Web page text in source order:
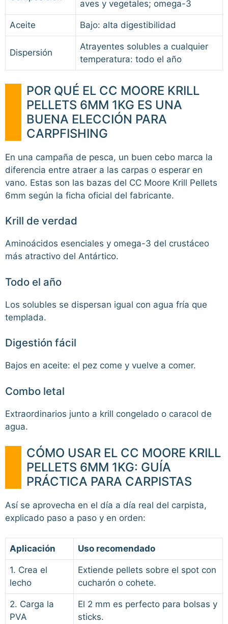
aves y vegetales; omega-3
Aceite Bajo: alta digestibilidad
Dispersión
Atrayentes solubles a cualquier
temperatura: todo el año
POR QUÉ EL CC MOORE KRILL
PELLETS 6MM 1KG ES UNA
BUENA ELECCIÓN PARA
CARPFISHING
En una campaña de pesca, un buen cebo marca la
diferencia entre atraer a las carpas o esperar en
vano. Estas son las bazas del CC Moore Krill Pellets
6mm según la ficha oficial del fabricante.
Krill de verdad
Aminoácidos esenciales y omega-3 del crustáceo
más atractivo del Antártico.
Todo el año
Los solubles se dispersan igual con agua fría que
templada.
Digestión fácil
Bajos en aceite: el pez come y vuelve a comer.
Combo letal
Extraordinarios junto a krill congelado o caracol de
agua.
CÓMO USAR EL CC MOORE KRILL
PELLETS 6MM 1KG: GUÍA
PRÁCTICA PARA CARPISTAS
Así se aprovecha en el día a día real del carpista,
explicado paso a paso y en orden:
Aplicación Uso recomendado
1. Crea el
lecho
Extiende pellets sobre el spot con
cucharón o cohete.
2. Carga la
PVA
El 2 mm es perfecto para bolsas y
sticks.